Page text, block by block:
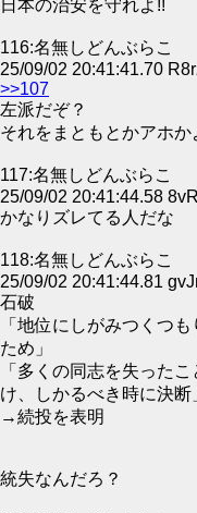
日本の治安を守れよ!!
116:名無しどんぶらこ
25/09/02 20:41:41.70
>>107
左派だぞ？
それをまともとかアホか
117:名無しどんぶらこ
25/09/02 20:41:44.58
かなりズレてる人だな
118:名無しどんぶらこ
25/09/02 20:41:44.81
石破
「地位にしがみつくつ
ため」
「多くの同志を失った
け、しかるべき時に決断
→続投を表明
統失なんだろ？